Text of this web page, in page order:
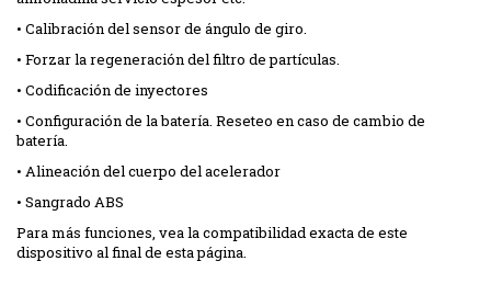
• Calibración del sensor de ángulo de giro.
• Forzar la regeneración del filtro de partículas.
• Codificación de inyectores
• Configuración de la batería. Reseteo en caso de cambio de
batería.
• Alineación del cuerpo del acelerador
• Sangrado ABS
Para más funciones, vea la compatibilidad exacta de este
dispositivo al final de esta página.